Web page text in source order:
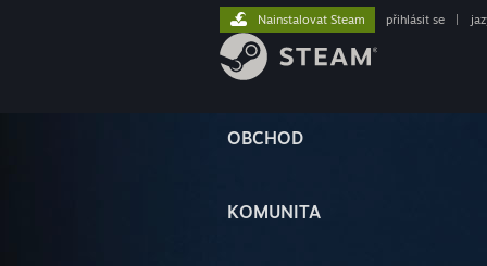
OBCHOD
KOMUNITA
Nainstalovat Steam přihlásit se